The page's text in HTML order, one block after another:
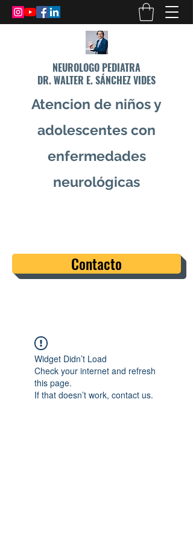
NEUROLOGO PEDIATRA
DR. WALTER E. SÁNCHEZ VIDES
Atencion de niños y
adolescentes con
enfermedades
neurológicas
Contacto
Widget Didn’t Load
Check your internet and refresh
this page.
If that doesn’t work, contact us.